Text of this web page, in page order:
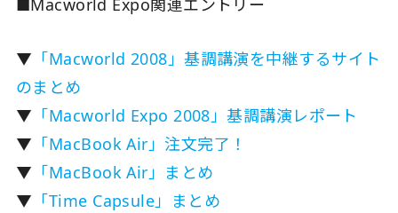
■Macworld Expo関連エントリー
▼ 「Macworld 2008」基調講演を中継するサイト
のまとめ
▼ 「Macworld Expo 2008」基調講演レポート
▼ 「MacBook Air」注文完了！
▼ 「MacBook Air」まとめ
▼ 「Time Capsule」まとめ